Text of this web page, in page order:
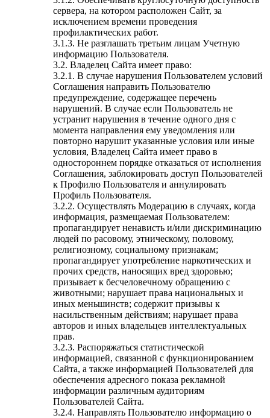
сервера, на котором расположен Сайт, за
исключением времени проведения
профилактических работ.
3.1.3. Не разглашать третьим лицам Учетную
информацию Пользователя.
3.2. Владелец Сайта имеет право:
3.2.1. В случае нарушения Пользователем условий
Соглашения направить Пользователю
предупреждение, содержащее перечень
нарушений. В случае если Пользователь не
устранит нарушения в течение одного дня с
момента направления ему уведомления или
повторно нарушит указанные условия или иные
условия, Владелец Сайта имеет право в
одностороннем порядке отказаться от исполнения
Соглашения, заблокировать доступ Пользователей
к Профилю Пользователя и аннулировать
Профиль Пользователя.
3.2.2. Осуществлять Модерацию в случаях, когда
информация, размещаемая Пользователем:
пропагандирует ненависть и/или дискриминацию
людей по расовому, этническому, половому,
религиозному, социальному признакам;
пропагандирует употребление наркотических и
прочих средств, наносящих вред здоровью;
призывает к бесчеловечному обращению с
животными; нарушает права национальных и
иных меньшинств; содержит призывы к
насильственным действиям; нарушает права
авторов и иных владельцев интеллектуальных
прав.
3.2.3. Распоряжаться статистической
информацией, связанной с функционированием
Сайта, а также информацией Пользователей для
обеспечения адресного показа рекламной
информации различным аудиториям
Пользователей Сайта.
3.2.4. Направлять Пользователю информацию о